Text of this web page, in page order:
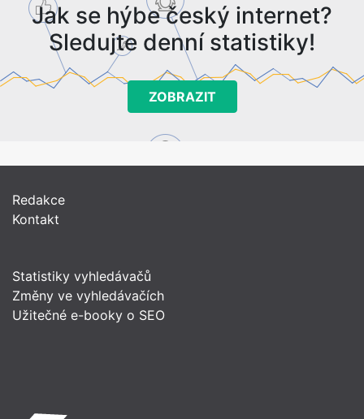
Jak se hýbe český internet?
Sledujte denní statistiky!
ZOBRAZIT
Redakce
Kontakt
Statistiky vyhledávačů
Změny ve vyhledávačích
Užitečné e-booky o SEO